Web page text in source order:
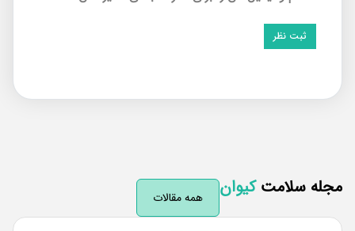
سلامتکیوان همه مقالات